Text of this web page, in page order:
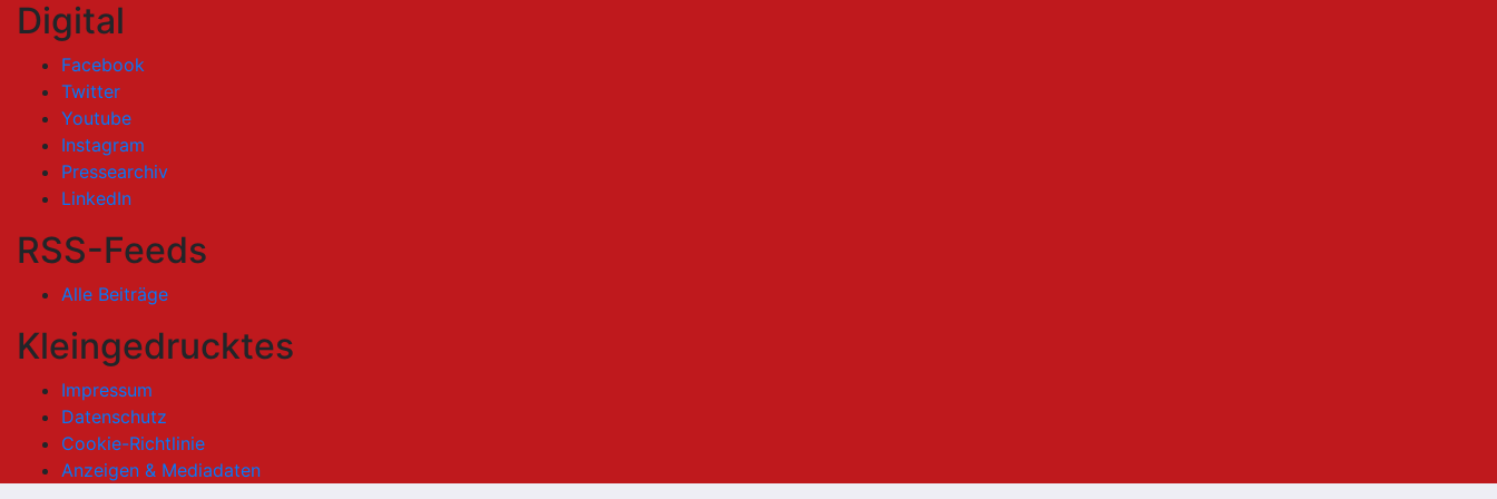
Digital
Facebook
Twitter
Youtube
Instagram
Pressearchiv
LinkedIn
RSS-Feeds
Alle Beiträge
Kleingedrucktes
Impressum
Datenschutz
Cookie-Richtlinie
Anzeigen & Mediadaten